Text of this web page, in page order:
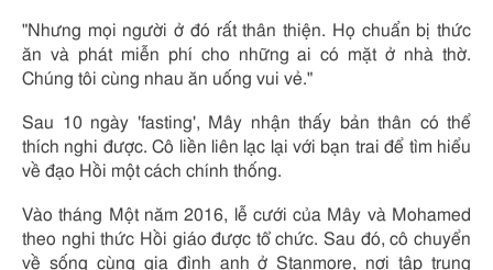
"Nhưng mọi người ở đó rất thân thiện. Họ chuẩn bị thức
ăn và phát miễn phí cho những ai có mặt ở nhà thờ.
Chúng tôi cùng nhau ăn uống vui vẻ."
Sau 10 ngày 'fasting', Mây nhận thấy bản thân có thể
thích nghi được. Cô liền liên lạc lại với bạn trai để tìm hiểu
về đạo Hồi một cách chính thống.
Vào tháng Một năm 2016, lễ cưới của Mây và Mohamed
theo nghi thức Hồi giáo được tổ chức. Sau đó, cô chuyển
về sống cùng gia đình anh ở Stanmore, nơi tập trung